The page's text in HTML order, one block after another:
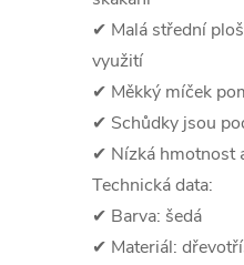
✔ Malá střední
využití
✔ Měkký míček
✔ Schůdky jsou
✔ Nízká hmotnost
Technická data:
✔ Barva: šedá
✔ Materiál: